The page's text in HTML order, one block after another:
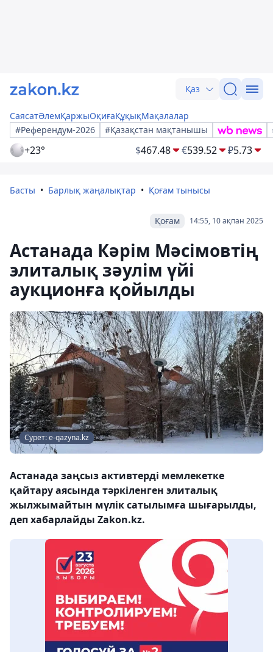
Қаз
СаясатӘлемҚаржыОқиғаҚұқықМақалалар
#Референдум-2026
#Қазақстан мақтанышы
+23° $467.48 €539.52 ₽5.73
Басты Барлық жаңалықтар Қоғам тынысы
14:55, 10 ақпан 2025
Қоғам
Астанада Кәрім Мәсімовтің
элиталық зәулім үйі
аукционға қойылды
Сурет: e-qazyna.kz
Астанада заңсыз активтерді мемлекетке
қайтару аясында тәркіленген элиталық
жылжымайтын мүлік сатылымға шығарылды,
деп хабарлайды Zakon.kz.